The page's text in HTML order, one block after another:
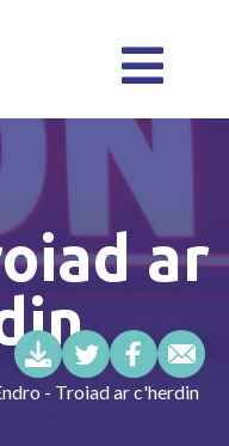
ar
- Troiad ar c'herdin